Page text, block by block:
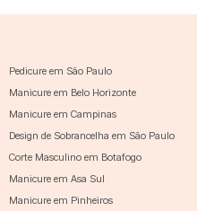
Pedicure em São Paulo
Manicure em Belo Horizonte
Manicure em Campinas
Design de Sobrancelha em São Paulo
Corte Masculino em Botafogo
Manicure em Asa Sul
Manicure em Pinheiros